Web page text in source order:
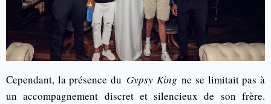
Cependant, la présence du Gypsy King ne se limitait pas à
un accompagnement discret et silencieux de son frère.